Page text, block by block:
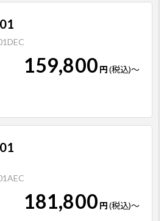
159,800 円(税込)～
181,800 円(税込)～